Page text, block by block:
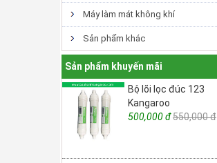
Máy làm mát không khí
Sản phẩm khác
Sản phẩm khuyến mãi
Bộ lõi lọc đúc 123
Kangaroo
500,000 đ550,000 đ